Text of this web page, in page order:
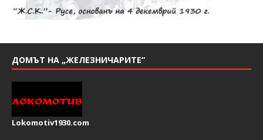
ДОМЪТ НА „ЖЕЛЕЗНИЧАРИТЕ“
Lokomotiv1930.com